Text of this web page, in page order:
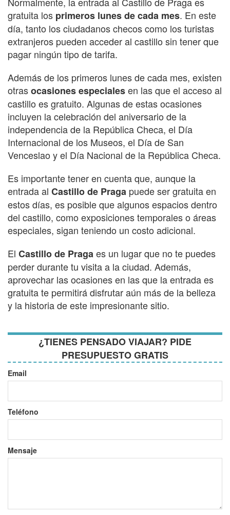
gratuita los primeros lunes de cada mes. En este
día, tanto los ciudadanos checos como los turistas
extranjeros pueden acceder al castillo sin tener que
pagar ningún tipo de tarifa.
Además de los primeros lunes de cada mes, existen
otrasocasiones especialesen las que el acceso al
castillo es gratuito. Algunas de estas ocasiones
incluyen la celebración del aniversario de la
independencia de la República Checa, el Día
Internacional de los Museos, el Día de San
Venceslao y el Día Nacional de la República Checa.
Es importante tener en cuenta que, aunque la
entrada al Castillo de Praga puede ser gratuita en
estos días, es posible que algunos espacios dentro
del castillo, como exposiciones temporales o áreas
especiales, sigan teniendo un costo adicional.
El Castillo de Pragaes un lugar que no te puedes
perder durante tu visita a la ciudad. Además,
aprovechar las ocasiones en las que la entrada es
gratuita te permitirá disfrutar aún más de la belleza
y la historia de este impresionante sitio.
¿TIENES PENSADO VIAJAR? PIDE
PRESUPUESTO GRATIS
Email
Teléfono
Mensaje